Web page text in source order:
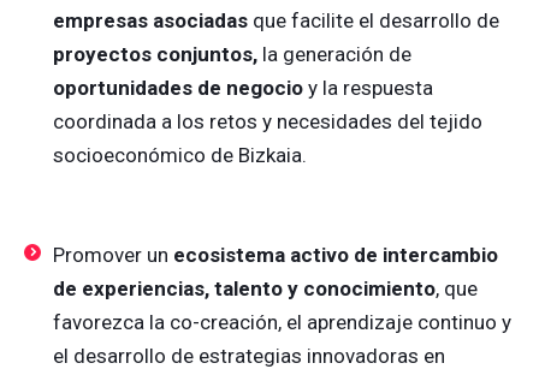
empresas asociadas que facilite el desarrollo de
proyectos conjuntos, la generación de
oportunidades de negocio y la respuesta
coordinada a los retos y necesidades del tejido
socioeconómico de Bizkaia.
Promover un ecosistema activo de intercambio
de experiencias, talento y conocimiento, que
favorezca la co-creación, el aprendizaje continuo y
el desarrollo de estrategias innovadoras en